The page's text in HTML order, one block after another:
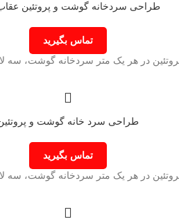
طراحی سردخانه گوشت و پروتئین
تماس بگیرید
در هر یک متر سردخانه گوشت، سه
طراحی سرد خانه گوشت و
تماس بگیرید
در هر یک متر سردخانه گوشت، سه